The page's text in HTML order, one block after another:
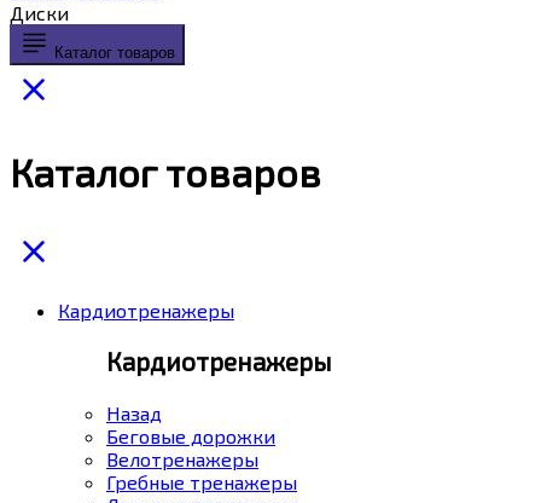
Диски
Каталог товаров
Каталог товаров
Кардиотренажеры
Кардиотренажеры
Назад
Беговые дорожки
Велотренажеры
Гребные тренажеры